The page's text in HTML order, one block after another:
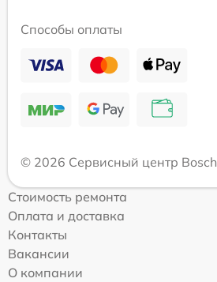
Способы оплаты
© 2026 Сервисный центр Bosch
Стоимость ремонта
Оплата и доставка
Контакты
Вакансии
О компании